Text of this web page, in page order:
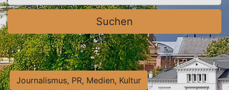
Suchen
Journalismus, PR, Medien, Kultur